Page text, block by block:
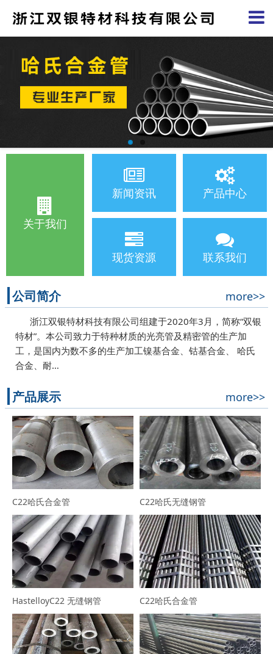
关于我们
新闻资讯 产品中心
现货资源 联系我们
公司简介 more>>
浙江双银特材科技有限公司组建于2020年3月，简称“双银
特材”。本公司致力于特种材质的光亮管及精密管的生产加
工，是国内为数不多的生产加工镍基合金、钴基合金、 哈氏
合金、耐…
产品展示 more>>
C22哈氏合金管 C22哈氏无缝钢管
HastelloyC22 无缝钢管 C22哈氏合金管